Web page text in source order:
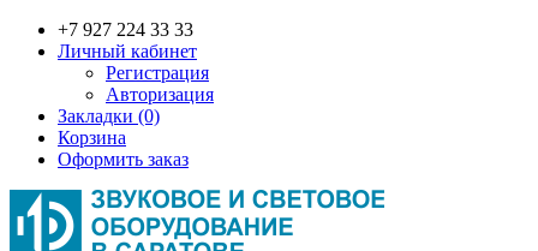
+7 927 224 33 33
Личный кабинет
Регистрация
Авторизация
Закладки (0)
Корзина
Оформить заказ